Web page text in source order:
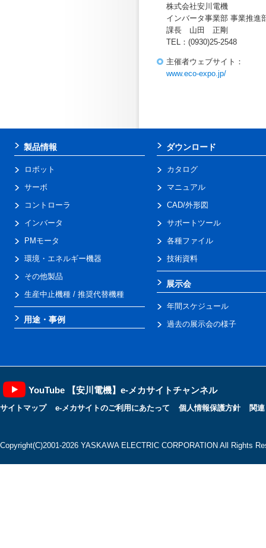
株式会社安川電機
インバータ事業部 事業推進
課長 山田 正剛
TEL：(0930)25-2548
主催者ウェブサイト：
www.eco-expo.jp/
製品情報
ロボット
サーボ
コントローラ
インバータ
PMモータ
環境・エネルギー機器
その他製品
生産中止機種 / 推奨代替機種
用途・事例
ダウンロード
カタログ
マニュアル
CAD/外形図
サポートツール
各種ファイル
技術資料
展示会
年間スケジュール
過去の展示会の様子
YouTube 【安川電機】e-メカサイトチャンネル
サイトマップ e-メカサイトのご利用にあたって 個人情報保護方針 関
Copyright(C)2001‐2026 YASKAWA ELECTRIC CORPORATION All Rights